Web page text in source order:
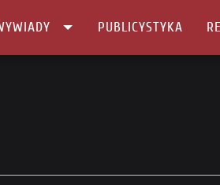
PUBLICYSTYKA